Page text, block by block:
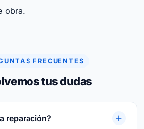
obra.
FRECUENTES
tus dudas
reparación?